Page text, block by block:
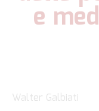
e
Walter Galbiati